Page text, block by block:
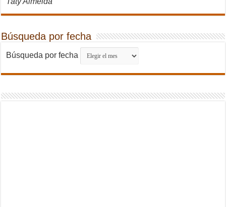
Búsqueda por fecha
Búsqueda por fecha